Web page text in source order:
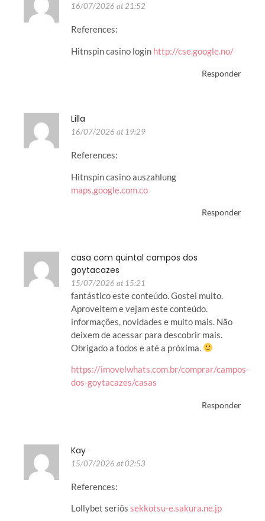
16/07/2026 at 21:52
References:
Hitnspin casino login http://cse.google.no/
Responder
Lilla
16/07/2026 at 19:29
References:
Hitnspin casino auszahlung
maps.google.com.co
Responder
casa com quintal campos dos
goytacazes
15/07/2026 at 15:21
fantástico este conteúdo. Gostei muito.
Aproveitem e vejam este conteúdo.
informações, novidades e muito mais. Não
deixem de acessar para descobrir mais.
Obrigado a todos e até a próxima.
https://imovelwhats.com.br/comprar/campos-
dos-goytacazes/casas
Responder
Kay
15/07/2026 at 02:53
References:
Lollybet seriös sekkotsu-e.sakura.ne.jp